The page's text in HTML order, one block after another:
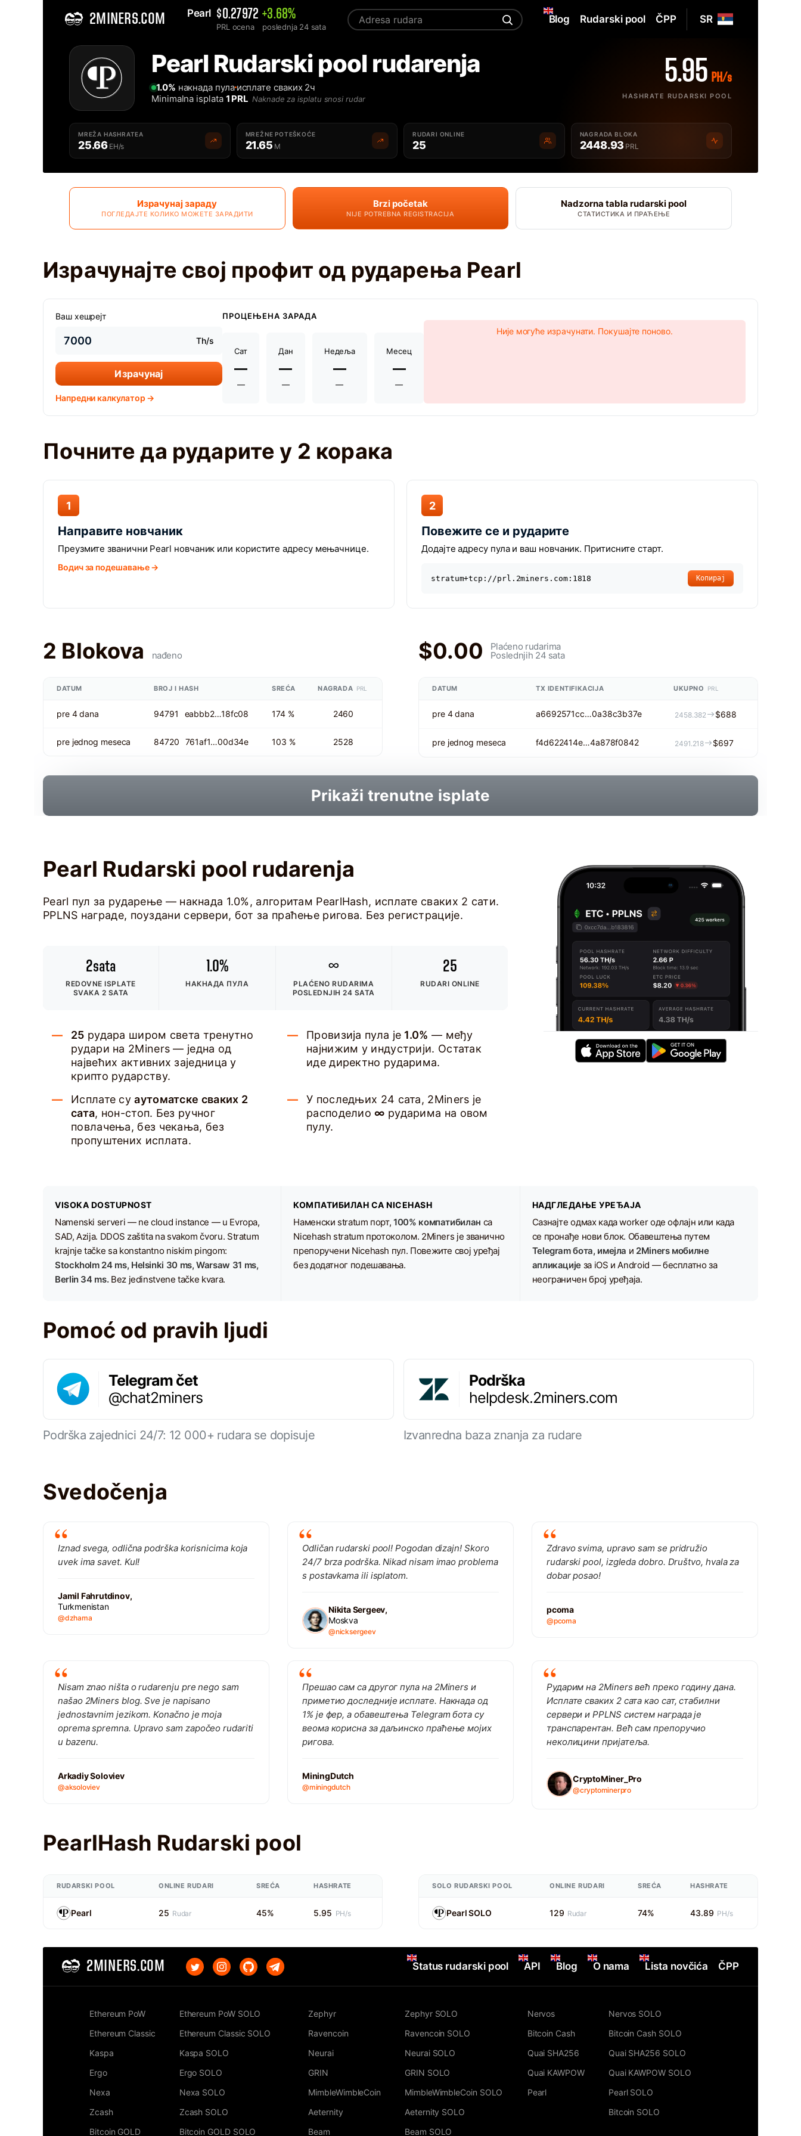
2MINERS.COM Pearl $0.27972
PRL ocena
+3.68%
poslednja 24 sata
SR
Blog Rudarski pool ČPP
Najbolji Pearl PRL rudarski pool za rudarenje - 2MinersPearl Rudarski pool rudarenja
1.0% накнада пулаисплате сваких 2ч
Minimalna isplata 1 PRL Naknade za isplatu snosi rudar
5.95 PH/s
HASHRATE RUDARSKI POOL
MREŽA HASHRATEA
25.66 EH/s
MREŽNE POTEŠKOĆE
21.65 M
RUDARI ONLINE
25
NAGRADA BLOKA
2448.93 PRL
Израчунај зараду
ПОГЛЕДАЈТЕ КОЛИКО МОЖЕТЕ ЗАРАДИТИ
Brzi početak
NIJE POTREBNA REGISTRACIJA
Nadzorna tabla rudarski pool
СТАТИСТИКА И ПРАЋЕЊЕ
Израчунајте свој профит од рударења Pearl
Ваш хешрејт
Th/s
Израчунај
Напредни калкулатор →
ПРОЦЕЊЕНА ЗАРАДА
Сат
—
—
Дан
—
—
Недеља
—
—
Месец
—
—
Није могуће израчунати. Покушајте поново.
Почните да рударите у 2 корака
1
Направите новчаник
Преузмите званични Pearl новчаник или користите адресу мењачнице.
Водич за подешавање →
2
Повежите се и рударите
Додајте адресу пула и ваш новчаник. Притисните старт.
stratum+tcp://prl.2miners.com:1818 Копирај
2 Blokova nađeno
DATUM BROJ I HASH SREĆA NAGRADA PRL
pre 4 dana 94791 eabbb2…18fc08 174 % 2460
pre jednog meseca 84720 761af1…00d34e 103 % 2528
$0.00 Plaćeno rudarima
Poslednjih 24 sata
DATUM TX IDENTIFIKACIJA UKUPNO PRL
pre 4 dana a6692571cc…0a38c3b37e 2458.382 $688
pre jednog meseca f4d622414e…4a878f0842 2491.218 $697
Prikaži trenutne isplate
Pearl Rudarski pool rudarenja
Pearl пул за рударење — накнада 1.0%, алгоритам PearlHash, исплате сваких 2 сати.
PPLNS награде, поуздани сервери, бот за праћење ригова. Без регистрације.
2sata
REDOVNE ISPLATE
SVAKA 2 SATA
1.0%
НАКНАДА ПУЛА
∞
PLAĆENO RUDARIMA
POSLEDNJIH 24 SATA
25
RUDARI ONLINE
25 рудара широм света тренутно
рудари на 2Miners — једна од
највећих активних заједница у
крипто рударству.
Провизија пула је 1.0% — међу
најнижим у индустрији. Остатак
иде директно рударима.
Исплате суаутоматске сваких 2
сата, нон-стоп. Без ручног
повлачења, без чекања, без
пропуштених исплата.
У последњих 24 сата, 2Miners је
расподелио∞ рударима на овом
пулу.
VISOKA DOSTUPNOST
Namenski serveri — ne cloud instance — u Evropa,
SAD, Azija. DDOS zaštita na svakom čvoru. Stratum
krajnje tačke sa konstantno niskim pingom:
Stockholm 24 ms, Helsinki 30 ms, Warsaw 31 ms,
Berlin 34 ms.Bez jedinstvene tačke kvara.
КОМПАТИБИЛАН СА NICEHASH
Наменски stratum порт,100% компатибилан са
Nicehash stratum протоколом. 2Miners је званично
препоручени Nicehash пул. Повежите свој уређај
без додатног подешавања.
НАДГЛЕДАЊЕ УРЕЂАЈА
Сазнајте одмах када worker оде офлајн или када
се пронађе нови блок. Обавештења путем
Telegram бота, имејла и 2Miners мобилне
апликације за iOS и Android — бесплатно за
неограничен број уређаја.
Pomoć od pravih ljudi
Telegram čet
@chat2miners
Podrška zajednici 24/7: 12 000+ rudara se dopisuje
Podrška
helpdesk.2miners.com
Izvanredna baza znanja za rudare
Svedočenja
Iznad svega, odlična podrška korisnicima koja
uvek ima savet. Kul!
Jamil Fahrutdinov,
Turkmenistan
@dzhama
Odličan rudarski pool! Pogodan dizajn! Skoro
24/7 brza podrška. Nikad nisam imao problema
s postavkama ili isplatom.
Nikita Sergeev,
Moskva
@nicksergeev
Zdravo svima, upravo sam se pridružio
rudarski pool, izgleda dobro. Društvo, hvala za
dobar posao!
pcoma
@pcoma
Nisam znao ništa o rudarenju pre nego sam
našao 2Miners blog. Sve je napisano
jednostavnim jezikom. Konačno je moja
oprema spremna. Upravo sam započeo rudariti
u bazenu.
Arkadiy Soloviev
@aksoloviev
Прешао сам са другог пула на 2Miners и
приметио доследније исплате. Накнада од
1% је фер, а обавештења Telegram бота су
веома корисна за даљинско праћење мојих
ригова.
MiningDutch
@miningdutch
Рударим на 2Miners већ преко годину дана.
Исплате сваких 2 сата као сат, стабилни
сервери и PPLNS систем награда је
транспарентан. Већ сам препоручио
неколицини пријатеља.
CryptoMiner_Pro
@cryptominerpro
PearlHash Rudarski pool
RUDARSKI POOL ONLINE RUDARI SREĆA HASHRATE
Pearl 25 Rudar 45% 5.95 PH/s
SOLO RUDARSKI POOL ONLINE RUDARI SREĆA HASHRATE
Pearl SOLO 129 Rudar 74% 43.89 PH/s
2MINERS.COM Status rudarski pool API Blog O nama Lista novčića ČPP
Ethereum PoW
Ethereum Classic
Kaspa
Ergo
Nexa
Zcash
Bitcoin GOLD
Ethereum PoW SOLO
Ethereum Classic SOLO
Kaspa SOLO
Ergo SOLO
Nexa SOLO
Zcash SOLO
Bitcoin GOLD SOLO
Zephyr
Ravencoin
Neurai
GRIN
MimbleWimbleCoin
Aeternity
Beam
Zephyr SOLO
Ravencoin SOLO
Neurai SOLO
GRIN SOLO
MimbleWimbleCoin SOLO
Aeternity SOLO
Beam SOLO
Nervos
Bitcoin Cash
Quai SHA256
Quai KAWPOW
Pearl
Nervos SOLO
Bitcoin Cash SOLO
Quai SHA256 SOLO
Quai KAWPOW SOLO
Pearl SOLO
Bitcoin SOLO